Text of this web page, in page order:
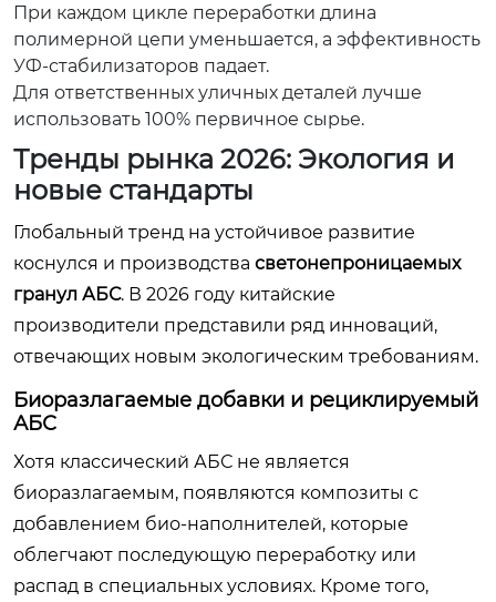
При каждом цикле переработки длина
полимерной цепи уменьшается, а эффективность
УФ-стабилизаторов падает.
Для ответственных уличных деталей лучше
использовать 100% первичное сырье.
Тренды рынка 2026: Экология и
новые стандарты
Глобальный тренд на устойчивое развитие
коснулся и производства светонепроницаемых
гранул АБС. В 2026 году китайские
производители представили ряд инноваций,
отвечающих новым экологическим требованиям.
Биоразлагаемые добавки и рециклируемый
АБС
Хотя классический АБС не является
биоразлагаемым, появляются композиты с
добавлением био-наполнителей, которые
облегчают последующую переработку или
распад в специальных условиях. Кроме того,